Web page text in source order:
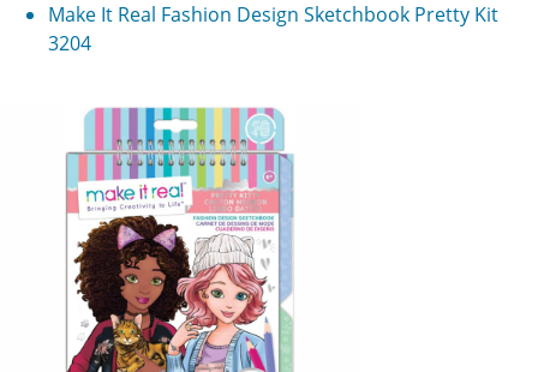
Make It Real Fashion Design Sketchbook Pretty Kit
3204